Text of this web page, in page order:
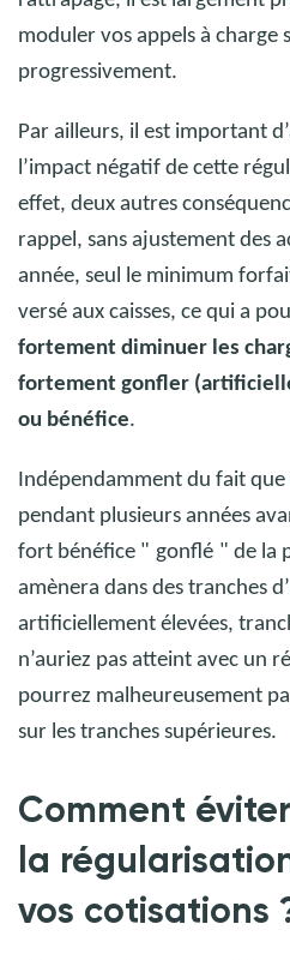
moduler vos appels à charge
progressivement.
Par ailleurs, il est important
l’impact négatif de cette
effet, deux autres
rappel, sans ajustement des
année, seul le minimum
versé aux caisses, ce qui a
fortement diminuer les
fortement gonfler
ou bénéfice.
Indépendamment du fait
pendant plusieurs années
fort bénéfice " gonflé " de la
amènera dans des tranches
artificiellement élevées,
n’auriez pas atteint avec un
pourrez malheureusement
sur les tranches supérieures.
Comment
la
vos cotisations